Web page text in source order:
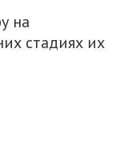
на
стадиях их